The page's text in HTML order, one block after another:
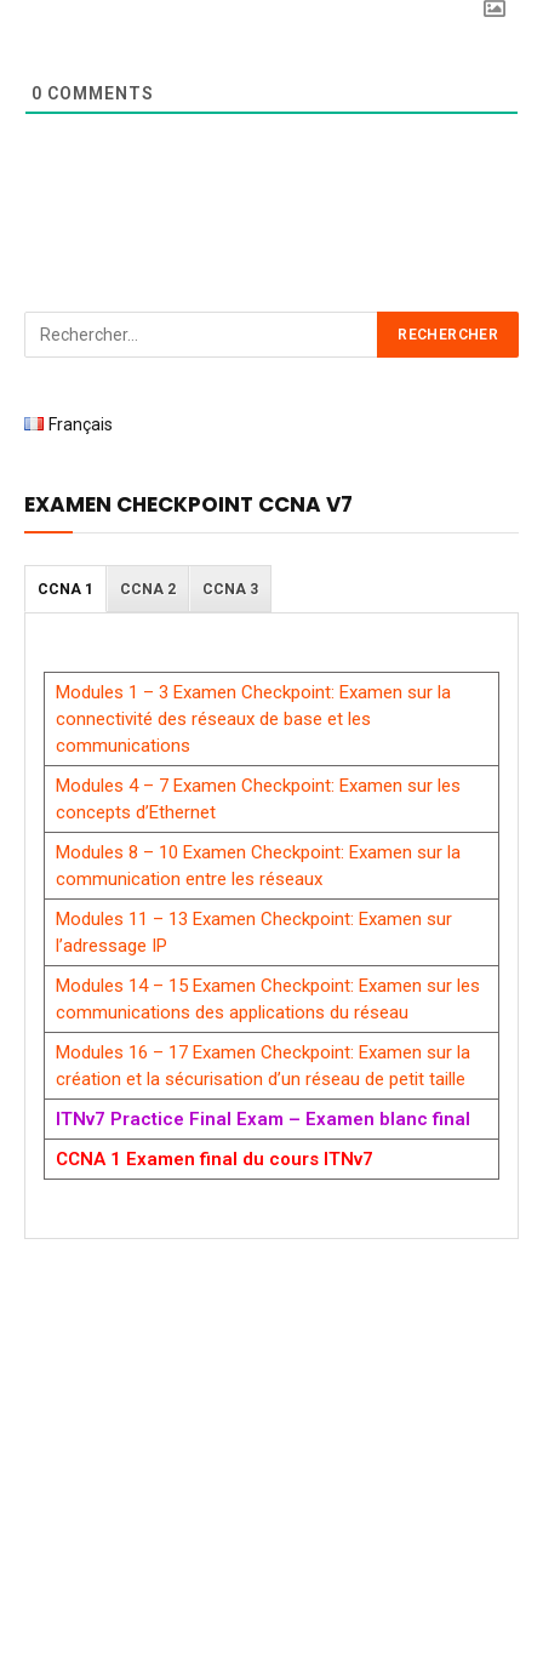
0 COMMENTS
Français
EXAMEN CHECKPOINT CCNA V7
CCNA 1 CCNA 2 CCNA 3
Modules 1 – 3 Examen Checkpoint: Examen sur la
connectivité des réseaux de base et les
communications
Modules 4 – 7 Examen Checkpoint: Examen sur les
concepts d’Ethernet
Modules 8 – 10 Examen Checkpoint: Examen sur la
communication entre les réseaux
Modules 11 – 13 Examen Checkpoint: Examen sur
l’adressage IP
Modules 14 – 15 Examen Checkpoint: Examen sur les
communications des applications du réseau
Modules 16 – 17 Examen Checkpoint: Examen sur la
création et la sécurisation d’un réseau de petit taille
ITNv7 Practice Final Exam – Examen blanc final
CCNA 1 Examen final du cours ITNv7